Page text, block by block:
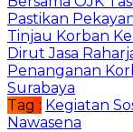
Pastikan
Tinjau Korban
Dirut Jasa
Penanganan
Surabaya
Tag : Kegiatan
Nawasena